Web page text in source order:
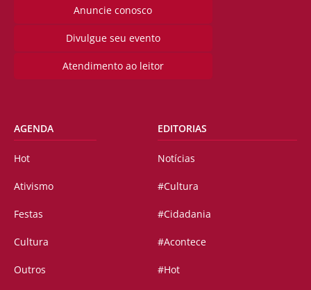
Anuncie conosco
Divulgue seu evento
Atendimento ao leitor
AGENDA
Hot
Ativismo
Festas
Cultura
Outros
EDITORIAS
Notícias
#Cultura
#Cidadania
#Acontece
#Hot